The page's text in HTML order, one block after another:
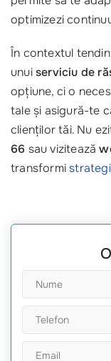
optimizezi
În contextul
unuiserviciu de
opțiune, ci o
tale și asigură-te
clienților tăi. Nu
66 sau vizitează
transformi